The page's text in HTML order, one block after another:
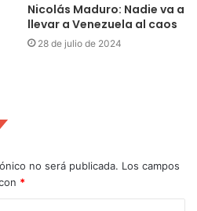
Nicolás Maduro: Nadie va a
llevar a Venezuela al caos
28 de julio de 2024
no será publicada. Los campos
*